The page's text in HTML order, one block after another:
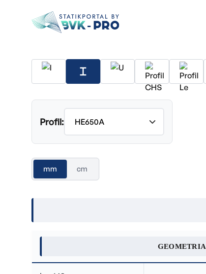
Profil:
mm cm
GEOMETRIA